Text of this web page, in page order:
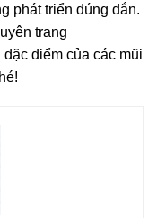
phát triển đúng đắn.
trang
điểm của các mũi